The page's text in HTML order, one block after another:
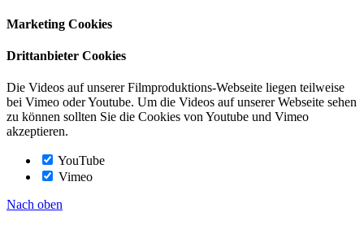
Marketing Cookies
Drittanbieter Cookies
Die Videos auf unserer Filmproduktions-Webseite liegen teilweise
bei Vimeo oder Youtube. Um die Videos auf unserer Webseite sehen
zu können sollten Sie die Cookies von Youtube und Vimeo
akzeptieren.
YouTube
Vimeo
Nach oben